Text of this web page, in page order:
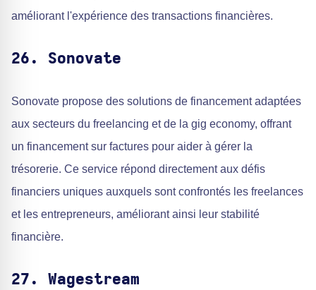
améliorant l'expérience des transactions financières.
26. Sonovate
Sonovate propose des solutions de financement adaptées
aux secteurs du freelancing et de la gig economy, offrant
un financement sur factures pour aider à gérer la
trésorerie. Ce service répond directement aux défis
financiers uniques auxquels sont confrontés les freelances
et les entrepreneurs, améliorant ainsi leur stabilité
financière.
27. Wagestream